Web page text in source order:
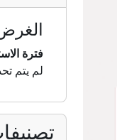
فترة
لم يتم